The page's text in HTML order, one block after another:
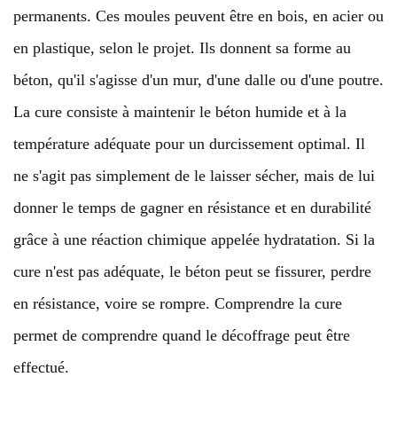
permanents. Ces moules peuvent être en bois, en acier ou
en plastique, selon le projet. Ils donnent sa forme au
béton, qu'il s'agisse d'un mur, d'une dalle ou d'une poutre.
La cure consiste à maintenir le béton humide et à la
température adéquate pour un durcissement optimal. Il
ne s'agit pas simplement de le laisser sécher, mais de lui
donner le temps de gagner en résistance et en durabilité
grâce à une réaction chimique appelée hydratation. Si la
cure n'est pas adéquate, le béton peut se fissurer, perdre
en résistance, voire se rompre. Comprendre la cure
permet de comprendre quand le décoffrage peut être
effectué.